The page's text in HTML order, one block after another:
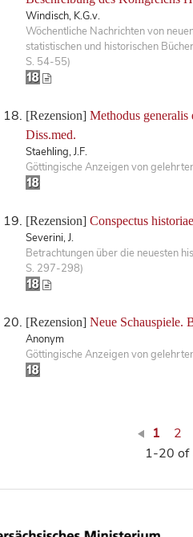
Windisch, K.G.v.
Wöchentliche Nachrichten von
statistischen und historischen
S. 54-55)
[Rezension] Methodus generalis
Diss.med.
Staehling, J.F.
Göttingische Anzeigen von
[Rezension] Conspectus
Severini, J.
Betrachtungen über die neuesten
S. 297-298)
[Rezension] Neue Schauspiele.
Anonym
Göttingische Anzeigen von
1 2
1-20 of